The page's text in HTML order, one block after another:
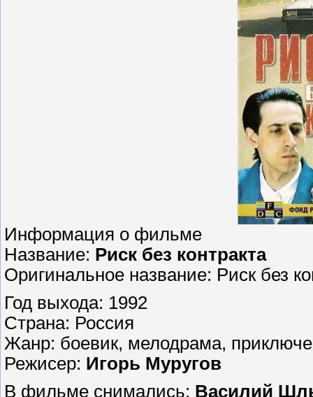
Информация о фильме
Название: Риск без контракта
Оригинальное название: Риск без
Год выхода: 1992
Страна: Россия
Жанр: боевик, мелодрама,
Режисер: Игорь Муругов
В фильме снимались: Василий